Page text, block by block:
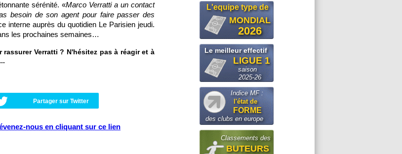
sérénité. «Marco Verratti a un contact
besoin de son agent pour faire passer des
interne auprès du quotidien Le Parisien jeudi.
les prochaines semaines…
Verratti ? N'hésitez pas à réagir et à
Partager sur Twitter
nous en cliquant sur ce lien
L'equipe type de
MONDIAL
2026
Le meilleur effectif
LIGUE 1
saison
2025-26
Indice MF :
l'état de
FORME
des clubs en europe
Classements des
BUTEURS